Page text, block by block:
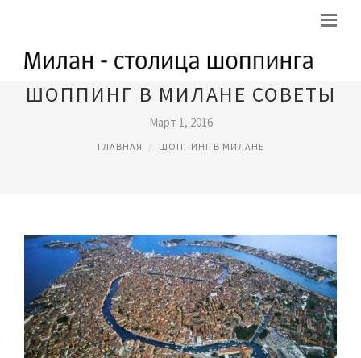
ШОППИНГ В МИЛАНЕ СОВЕТЫ
Март 1, 2016
ГЛАВНАЯ ШОППИНГ В МИЛАНЕ